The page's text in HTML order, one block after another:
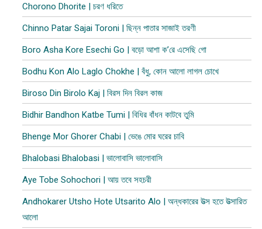
Chorono Dhorite | চরণ ধরিতে
Chinno Patar Sajai Toroni | ছিন্ন পাতার সাজাই তরণী
Boro Asha Kore Esechi Go | বড়ো আশা ক’রে এসেছি গো
Bodhu Kon Alo Laglo Chokhe | বঁধু, কোন আলো লাগল চোখে
Biroso Din Birolo Kaj | বিরস দিন বিরল কাজ
Bidhir Bandhon Katbe Tumi | বিধির বাঁধন কাটবে তুমি
Bhenge Mor Ghorer Chabi | ভেঙে মোর ঘরের চাবি
Bhalobasi Bhalobasi | ভালোবাসি ভালোবাসি
Aye Tobe Sohochori | আয় তবে সহচরী
Andhokarer Utsho Hote Utsarito Alo | অন্ধকারের উত্স হতে উত্সারিত
আলো